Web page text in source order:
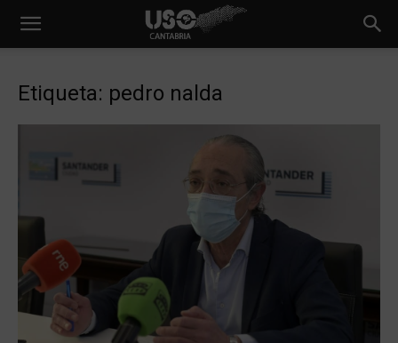
Etiqueta: pedro nalda